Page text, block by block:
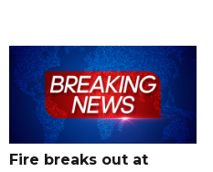
Fire breaks out at